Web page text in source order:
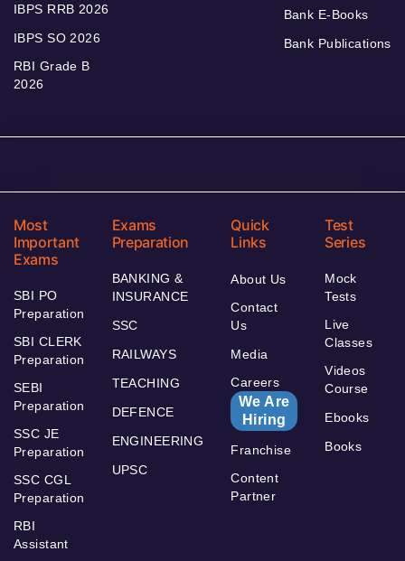
IBPS RRB 2026
IBPS SO 2026
RBI Grade B
2026
Bank E-Books
Bank Publications
Most
Important
Exams
SBI PO
Preparation
SBI CLERK
Preparation
SEBI
Preparation
SSC JE
Preparation
SSC CGL
Preparation
RBI
Assistant
Exams
Preparation
BANKING &
INSURANCE
SSC
RAILWAYS
TEACHING
DEFENCE
ENGINEERING
UPSC
Quick
Links
About Us
Contact
Us
Media
Careers
We Are
Hiring
Franchise
Content
Partner
Test
Series
Mock
Tests
Live
Classes
Videos
Course
Ebooks
Books